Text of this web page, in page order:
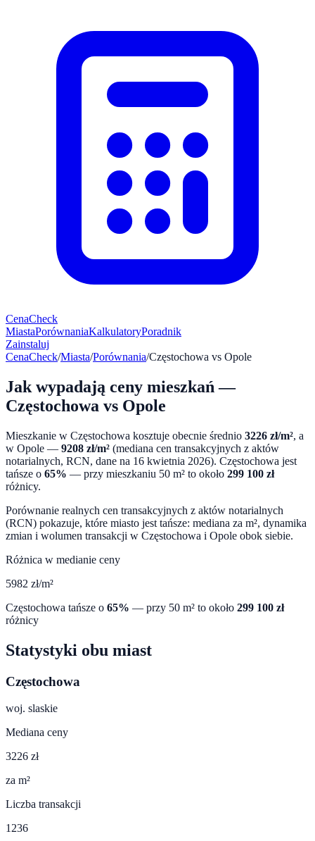
CenaCheck
MiastaPorównaniaKalkulatoryPoradnik
Zainstaluj
CenaCheck/Miasta/Porównania/Częstochowa vs Opole
Jak wypadają ceny mieszkań —
Częstochowa vs Opole
Mieszkanie w Częstochowa kosztuje obecnie średnio 3226 zł/m², a
w Opole — 9208 zł/m² (mediana cen transakcyjnych z aktów
notarialnych, RCN, dane na 16 kwietnia 2026). Częstochowa jest
tańsze o 65% — przy mieszkaniu 50 m² to około 299 100 zł
różnicy.
Porównanie realnych cen transakcyjnych z aktów notarialnych
(RCN) pokazuje, które miasto jest tańsze: mediana za m², dynamika
zmian i wolumen transakcji w Częstochowa i Opole obok siebie.
Różnica w medianie ceny
5982 zł/m²
Częstochowa tańsze o 65% — przy 50 m² to około 299 100 zł
różnicy
Statystyki obu miast
Częstochowa
woj. slaskie
Mediana ceny
3226 zł
za m²
Liczba transakcji
1236